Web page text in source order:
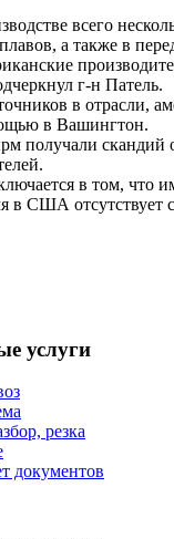
всего
а также в
г-н Патель.
в отрасли,
в Вашингтон.
получали скандий
в том, что
в США отсутствует
услуги
резка
документов